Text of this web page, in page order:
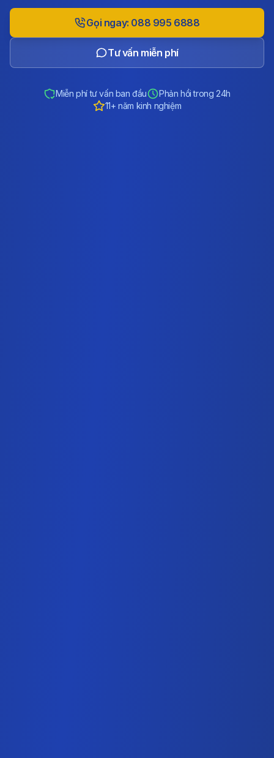
Gọi ngay: 088 995 6888
Tư vấn miễn phí
Miễn phí tư vấn ban đầu
Phản hồi trong 24h
11+ năm kinh nghiệm